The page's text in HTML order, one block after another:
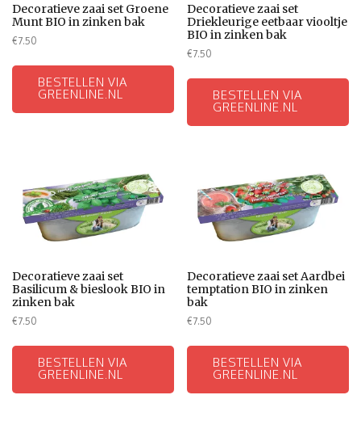
Decoratieve zaai set Groene
Munt BIO in zinken bak
€7.50
BESTELLEN VIA
GREENLINE.NL
Decoratieve zaai set
Driekleurige eetbaar viooltje
BIO in zinken bak
€7.50
BESTELLEN VIA
GREENLINE.NL
Decoratieve zaai set
Basilicum & bieslook BIO in
zinken bak
€7.50
BESTELLEN VIA
GREENLINE.NL
Decoratieve zaai set Aardbei
temptation BIO in zinken
bak
€7.50
BESTELLEN VIA
GREENLINE.NL